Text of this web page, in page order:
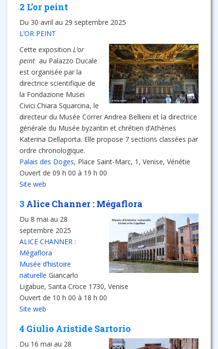
2 L’or peint
Du 30 avril au 29 septembre 2025
L’OR PEINT
Cette exposition L’or
peint au Palazzo Ducale
est organisée par la
directrice scientifique de
la Fondazione Musei
Civici Chiara Squarcina, le
directeur du Musée Correr Andrea Bellieni et la directrice
générale du Musée byzantin et chrétien d’Athènes
Katerina Dellaporta. Elle propose 7 sections classées par
ordre chronologique.
Palais des Doges, Place Saint-Marc, 1, Venise, Vénétie
Ouvert de 09 h 00 à 19 h 00
Site web
3 Alice Channer : Mégaflora
Du 8 mai au 28
septembre 2025
ALICE CHANNER :
Mégaflora
Musée d’histoire
naturelle Giancarlo
Ligabue, Santa Croce 1730, Venise
Ouvert de 10 h 00 à 18 h 00
Site web
4 Giulio Aristide Sartorio
Du 16 mai au 28